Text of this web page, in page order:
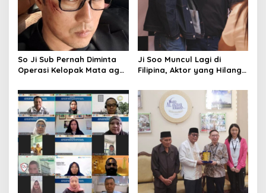
So Ji Sub Pernah Diminta
Operasi Kelopak Mata agar
Jadi Ikonnya
Ji Soo Muncul Lagi di
Filipina, Aktor yang Hilang
Ribuan Fans